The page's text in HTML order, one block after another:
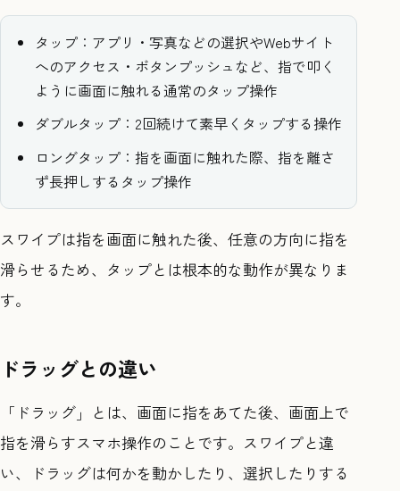
タップ：アプリ・写真などの選択やWebサイト
へのアクセス・ボタンプッシュなど、指で叩く
ように画面に触れる通常のタップ操作
ダブルタップ：2回続けて素早くタップする操作
ロングタップ：指を画面に触れた際、指を離さ
ず長押しするタップ操作
スワイプは指を画面に触れた後、任意の方向に指を
滑らせるため、タップとは根本的な動作が異なりま
す。
ドラッグとの違い
「ドラッグ」とは、画面に指をあてた後、画面上で
指を滑らすスマホ操作のことです。スワイプと違
い、ドラッグは何かを動かしたり、選択したりする